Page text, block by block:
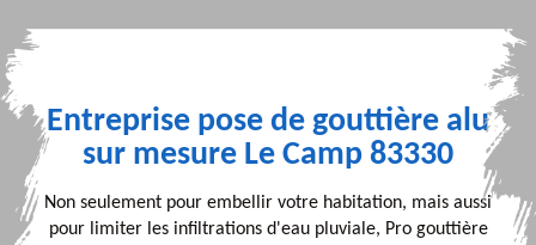
Entreprise pose de gouttière alu
sur mesure Le Camp 83330
Non seulement pour embellir votre habitation, mais aussi
pour limiter les infiltrations d'eau pluviale, Pro gouttière